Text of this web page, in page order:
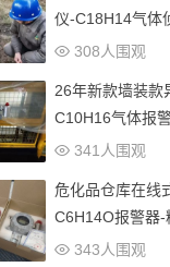
仪-C18H14气体
308人围观
26年新款墙装款
C10H16气体报
341人围观
危化品仓库在线
C6H14O报警器-
343人围观